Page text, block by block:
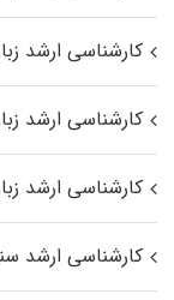
کارشناسی ارشد
کارشناسی ارشد
کارشناسی ارشد
کارشناسی ارشد